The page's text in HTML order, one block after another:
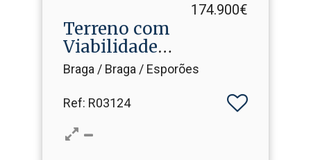
174.900€
Terreno com
Viabilidade
Construtiva em
Esporõ.​..
Braga / Braga / Esporões
Ref: R03124